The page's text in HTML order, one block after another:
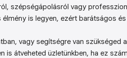
szépségápolásról vagy
is legyen, ezért barátságos
vagy segítségre van szükséged
átveheted üzletünkben, ha ez